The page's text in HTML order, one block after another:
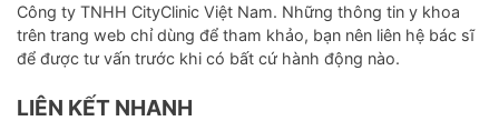
Công ty TNHH CityClinic Việt Nam. Những thông tin y khoa
trên trang web chỉ dùng để tham khảo, bạn nên liên hệ bác sĩ
để được tư vấn trước khi có bất cứ hành động nào.
LIÊN KẾT NHANH